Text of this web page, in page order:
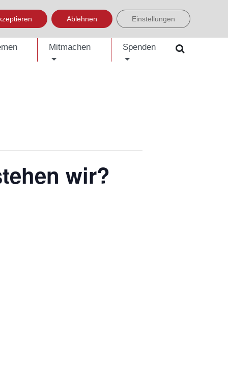
العربية УКРАЇНСЬКА BOSANSKI EINFACHE SPRACHE
Mitmachen Spenden
wir?
Ablehnen Einstellungen